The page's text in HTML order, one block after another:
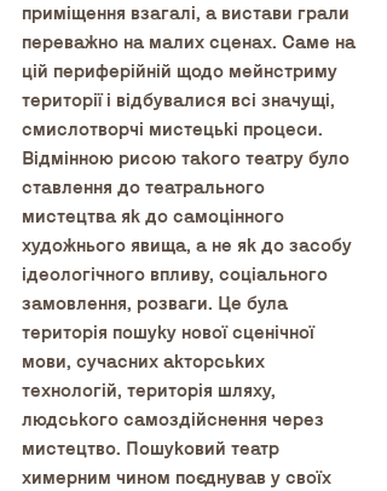
приміщення взагалі, а вистави грали
переважно на малих сценах. Саме на
цій периферійній щодо мейнстриму
території і відбувалися всі значущі,
смислотворчі мистецькі процеси.
Відмінною рисою такого театру було
ставлення до театрального
мистецтва як до самоцінного
художнього явища, а не як до засобу
ідеологічного впливу, соціального
замовлення, розваги. Це була
територія пошуку нової сценічної
мови, сучасних акторських
технологій, територія шляху,
людського самоздійснення через
мистецтво. Пошуковий театр
химерним чином поєднував у своїх